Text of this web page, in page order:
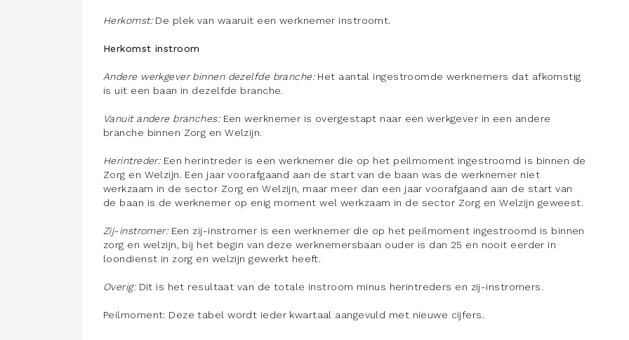
Herkomst: De plek van waaruit een werknemer instroomt.
Herkomst instroom
Andere werkgever binnen dezelfde branche: Het aantal ingestroomde werknemers dat afkomstig
is uit een baan in dezelfde branche.
Vanuit andere branches: Een werknemer is overgestapt naar een werkgever in een andere
branche binnen Zorg en Welzijn.
Herintreder: Een herintreder is een werknemer die op het peilmoment ingestroomd is binnen de
Zorg en Welzijn. Een jaar voorafgaand aan de start van de baan was de werknemer niet
werkzaam in de sector Zorg en Welzijn, maar meer dan een jaar voorafgaand aan de start van
de baan is de werknemer op enig moment wel werkzaam in de sector Zorg en Welzijn geweest.
Zij-instromer: Een zij-instromer is een werknemer die op het peilmoment ingestroomd is binnen
zorg en welzijn, bij het begin van deze werknemersbaan ouder is dan 25 en nooit eerder in
loondienst in zorg en welzijn gewerkt heeft.
Overig: Dit is het resultaat van de totale instroom minus herintreders en zij-instromers.
Peilmoment: Deze tabel wordt ieder kwartaal aangevuld met nieuwe cijfers.